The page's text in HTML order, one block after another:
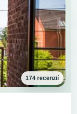
174 recenzií